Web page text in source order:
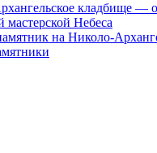
кладбище —
мастерской Небеса
на Николо-